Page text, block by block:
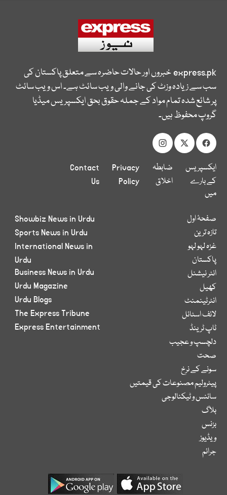
express.pkخبروں اور حالات حاضرہ سے متعلق پاکستان کی
سب سے زیادہ وزٹ کی جانے والی ویب سائٹ ہے۔ اس ویب سائٹ
پر شائع شدہ تمام مواد کے جملہ حقوق بحق ایکسپریس میڈیا
گروپ محفوظ ہیں۔
ایکسپریس
کے بارے
میں
ضابطہ
اخلاق
Privacy
Policy
Contact
Us
صفحۂ اول
تازہ ترین
غزہ لہو لہو
پاکستان
انٹر نیشنل
کھیل
انٹرٹینمنٹ
لائف اسٹائل
ٹاپ ٹرینڈ
دلچسپ و عجیب
صحت
سونے کے نرخ
پیٹرولیم مصنوعات کی قیمتیں
سائنس و ٹیکنالوجی
بلاگ
بزنس
ویڈیوز
جرائم
Showbiz News in Urdu
Sports News in Urdu
International News in
Urdu
Business News in Urdu
Urdu Magazine
Urdu Blogs
The Express Tribune
Express Entertainment